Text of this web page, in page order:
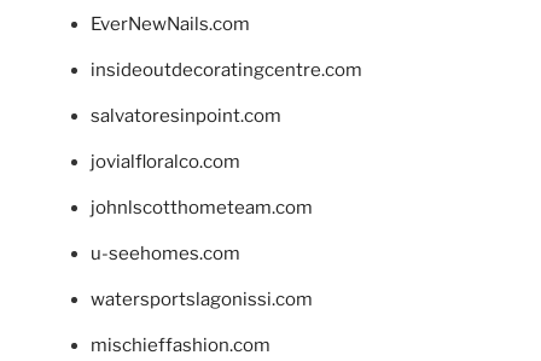
EverNewNails.com
insideoutdecoratingcentre.com
salvatoresinpoint.com
jovialfloralco.com
johnlscotthometeam.com
u-seehomes.com
watersportslagonissi.com
mischieffashion.com